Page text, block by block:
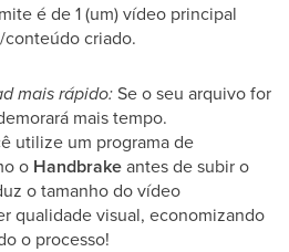
é de 1 (um) vídeo principal
criado.
mais rápido:Se o seu arquivo for
mais tempo.
utilize um programa de
o Handbrakeantes de subir o
o tamanho do vídeo
qualidade visual, economizando
o processo!